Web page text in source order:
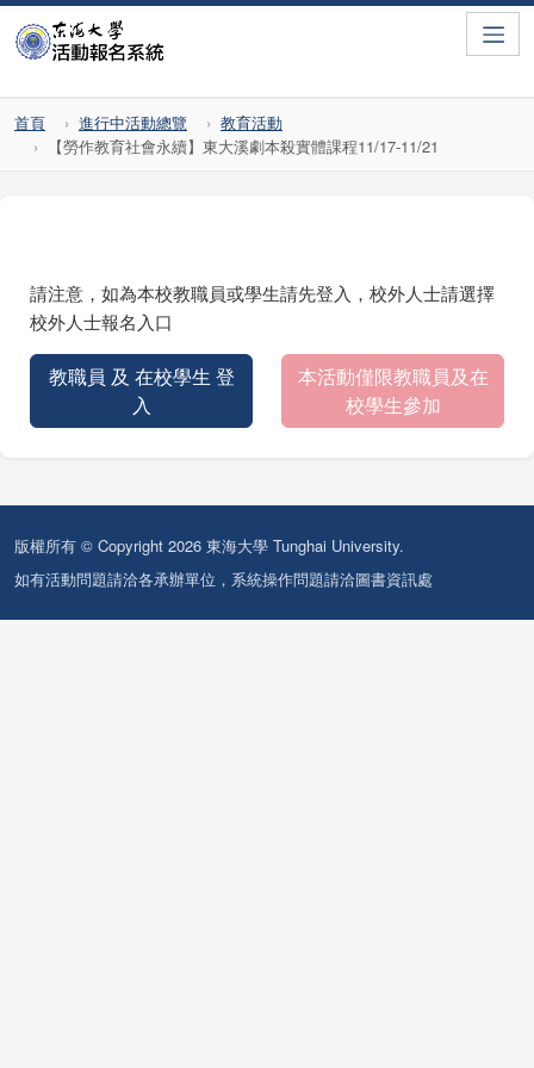
首頁 進行中活動總覽
教育活動
【勞作教育社會永續】東大溪劇本殺實體課程11/17-11/21
請注意，如為本校教職員或學生請先登入，校外人士請選擇
校外人士報名入口
教職員 及 在校學生 登
入
本活動僅限教職員及在
校學生參加
版權所有 © Copyright 2026 東海大學 Tunghai University.
如有活動問題請洽各承辦單位，系統操作問題請洽圖書資訊處